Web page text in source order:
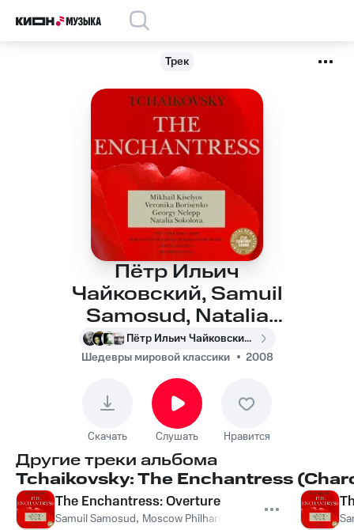
Трек
Пётр Ильич
Чайковский, Samuil
Samosud, Natalia
Sokolova, Moscow
Philharmonic
Symphony
Orchestra, Mikhail
Kiselyov, Vera
Gradova, Alexei
Korolyov - The
Enchantress: Act I,
Decimet
Пётр Ильич Чайковский, Samuil Samosud, Natalia Sokolova, Moscow Philharmonic Symphony Orchestra, Mikhail Kiselyov, Vera Gradova, Alexei Korolyov
Шедевры мировой классики
2008
Скачать Слушать Нравится
Другие треки альбома
Tchaikovsky: The Enchantress
The Enchantress: Overture
Samuil Samosud, Moscow Philharmonic Symphony Orchestra